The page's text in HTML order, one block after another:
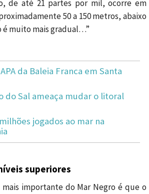
de até 21 partes por mil, ocorre em
50 a 150 metros, abaixo
é muito mais gradual…”
da Baleia Franca em Santa
do Sal ameaça mudar o litoral
jogados ao mar na
superiores
importante do Mar Negro é que o